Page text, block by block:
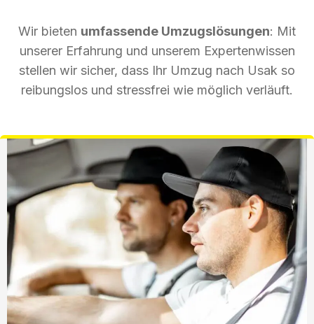
Wir bieten umfassende Umzugslösungen: Mit
unserer Erfahrung und unserem Expertenwissen
stellen wir sicher, dass Ihr Umzug nach Usak so
reibungslos und stressfrei wie möglich verläuft.